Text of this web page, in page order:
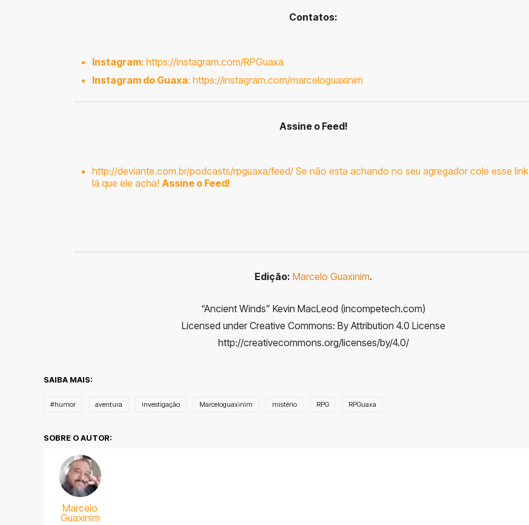
Contatos:
Instagram: https://instagram.com/RPGuaxa
Instagram do Guaxa: https://instagram.com/marceloguaxinim
Assine o Feed!
http://deviante.com.br/podcasts/rpguaxa/feed/ Se não esta achando no seu agregador cole esse link
lá que ele acha! Assine o Feed!
Edição: Marcelo Guaxinim.
“Ancient Winds” Kevin MacLeod (incompetech.com)
Licensed under Creative Commons: By Attribution 4.0 License
http://creativecommons.org/licenses/by/4.0/
SAIBA MAIS:
#humor aventura investigação Marceloguaxinim mistério RPG RPGuaxa
SOBRE O AUTOR:
Marcelo
Guaxinim